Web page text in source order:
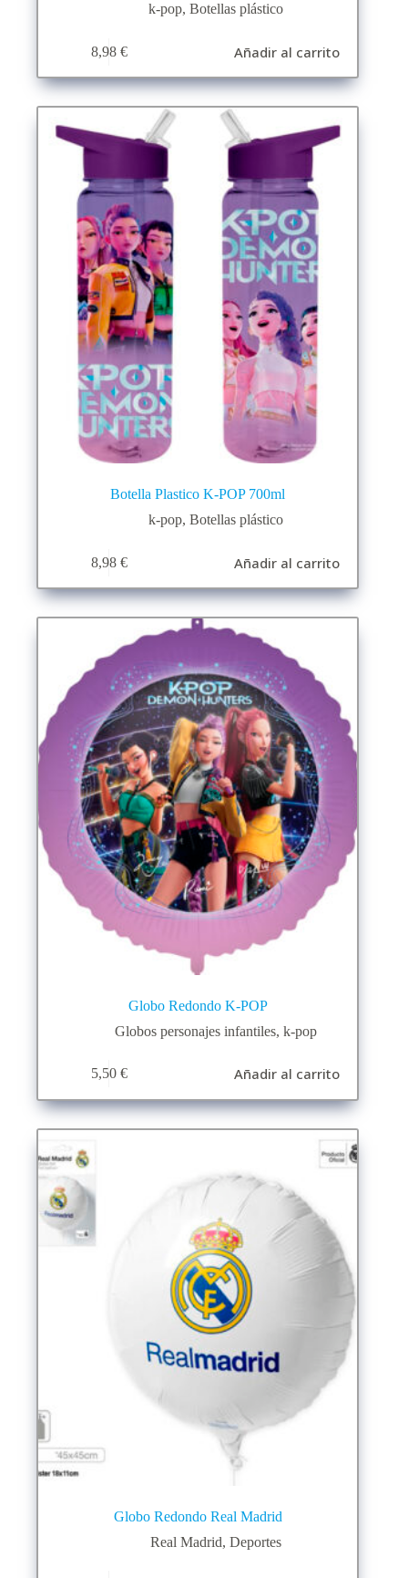
k-pop,Botellas plástico
8,98 € Añadir al carrito
Botella Plastico K-POP 700ml
k-pop,Botellas plástico
8,98 € Añadir al carrito
Globo Redondo K-POP
Globos personajes infantiles,k-pop
5,50 € Añadir al carrito
Globo Redondo Real Madrid
Real Madrid,Deportes